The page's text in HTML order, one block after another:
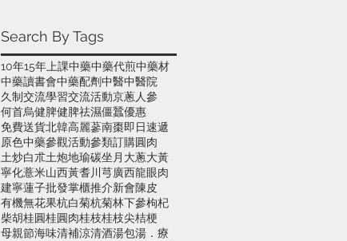
Search By Tags
10年15年 上課中藥中藥代煎中藥材
中藥讀書會中藥配劑中醫中醫院
久制交流學習交流活動京蔥人參
何首烏健脾健脾祛濕僵蠶優惠
免費送貨北韓高麗蔘南棗即日速遞
原色中藥參觀活動參類訂購圓肉
土炒白朮土炮地瑜碳坐月 大蔥大黃
寧化薏米山西黃耆川芎廣西龍眼肉
建寧蓮子批發掌櫃推介新會陳皮
有機無花果杭白菊杭菊林下參枸杞
柴胡桂圓桂圓肉桂枝桂枝尖桔梗
母親節海味清補涼清酒湯包湯．療